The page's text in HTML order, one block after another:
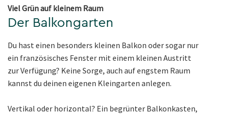
Viel Grün auf kleinem Raum
Der Balkongarten
Du hast einen besonders kleinen Balkon oder sogar nur
ein französisches Fenster mit einem kleinen Austritt
zur Verfügung? Keine Sorge, auch auf engstem Raum
kannst du deinen eigenen Kleingarten anlegen.
Vertikal oder horizontal? Ein begrünter Balkonkasten,